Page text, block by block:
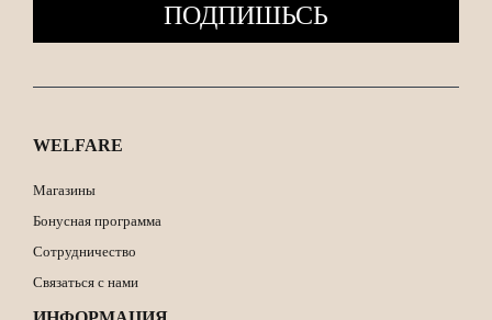
ПОДПИШЬСЬ
WELFARE
Магазины
Бонусная программа
Сотрудничество
Связаться с нами